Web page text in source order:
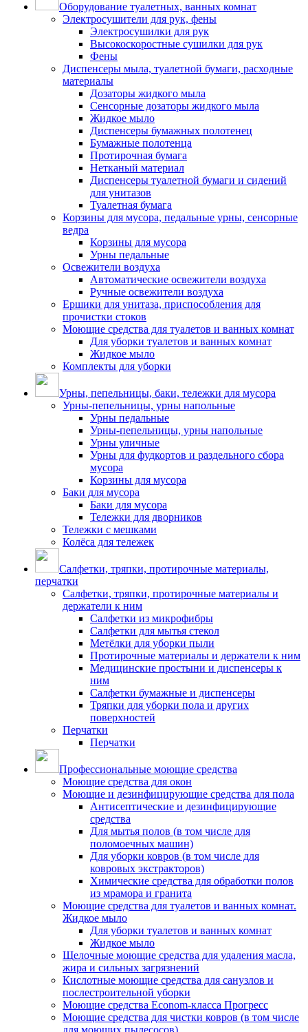
Оборудование туалетных, ванных комнат
Электросушители для рук, фены
Электросушилки для рук
Высокоскоростные сушилки для рук
Фены
Диспенсеры мыла, туалетной бумаги, расходные
материалы
Дозаторы жидкого мыла
Сенсорные дозаторы жидкого мыла
Жидкое мыло
Диспенсеры бумажных полотенец
Бумажные полотенца
Протирочная бумага
Нетканый материал
Диспенсеры туалетной бумаги и сидений
для унитазов
Туалетная бумага
Корзины для мусора, педальные урны, сенсорные
ведра
Корзины для мусора
Урны педальные
Освежители воздуха
Автоматические освежители воздуха
Ручные освежители воздуха
Ершики для унитаза, приспособления для
прочистки стоков
Моющие средства для туалетов и ванных комнат
Для уборки туалетов и ванных комнат
Жидкое мыло
Комплекты для уборки
Урны, пепельницы, баки, тележки для мусора
Урны-пепельницы, урны напольные
Урны педальные
Урны-пепельницы, урны напольные
Урны уличные
Урны для фудкортов и раздельного сбора
мусора
Корзины для мусора
Баки для мусора
Баки для мусора
Тележки для дворников
Тележки с мешками
Колёса для тележек
Салфетки, тряпки, протирочные материалы,
перчатки
Салфетки, тряпки, протирочные материалы и
держатели к ним
Салфетки из микрофибры
Салфетки для мытья стекол
Метёлки для уборки пыли
Протирочные материалы и держатели к ним
Медицинские простыни и диспенсеры к
ним
Салфетки бумажные и диспенсеры
Тряпки для уборки пола и других
поверхностей
Перчатки
Перчатки
Профессиональные моющие средства
Моющие средства для окон
Моющие и дезинфицирующие средства для пола
Антисептические и дезинфицирующие
средства
Для мытья полов (в том числе для
поломоечных машин)
Для уборки ковров (в том числе для
ковровых экстракторов)
Химические средства для обработки полов
из мрамора и гранита
Моющие средства для туалетов и ванных комнат.
Жидкое мыло
Для уборки туалетов и ванных комнат
Жидкое мыло
Щелочные моющие средства для удаления масла,
жира и сильных загрязнений
Кислотные моющие средства для санузлов и
послестроительной уборки
Моющие средства Econom-класса Прогресс
Моющие средства для чистки ковров (в том числе
для моющих пылесосов)